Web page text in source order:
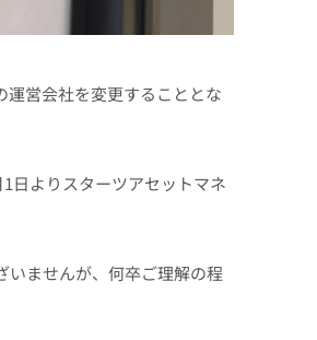
運営会社を変更することとな
日よりスターツアセットマネ
いませんが、何卒ご理解の程